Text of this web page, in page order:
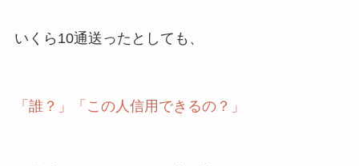
いくら10通送ったとしても、
「誰？」「この人信用できるの？」